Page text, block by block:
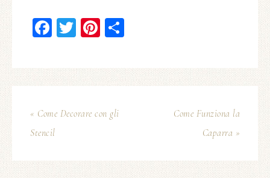
Facebook
Twitter
Pinterest
« Come Decorare con gli
Stencil
Come Funziona la
Caparra »